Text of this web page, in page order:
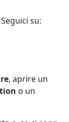
su:
, aprire un
o un